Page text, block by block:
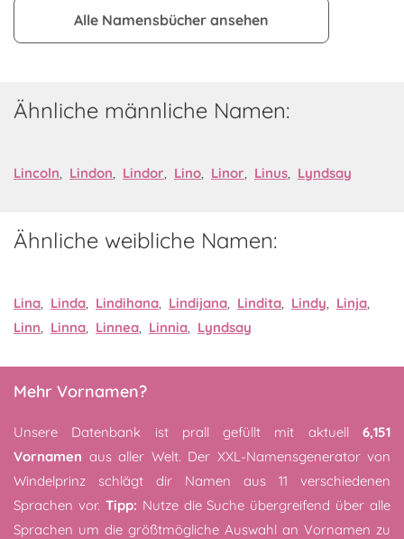
Alle Namensbücher ansehen
Ähnliche männliche Namen:
Lincoln, Lindon, Lindor, Lino, Linor, Linus, Lyndsay
Ähnliche weibliche Namen:
Lina, Linda, Lindihana, Lindijana, Lindita, Lindy, Linja,
Linn, Linna, Linnea, Linnia, Lyndsay
Mehr Vornamen?
Unsere Datenbank ist prall gefüllt mit aktuell 6,151
Vornamen aus aller Welt. Der XXL-Namensgenerator von
Windelprinz schlägt dir Namen aus 11 verschiedenen
Sprachen vor. Tipp: Nutze die Suche übergreifend über alle
Sprachen um die größtmögliche Auswahl an Vornamen zu